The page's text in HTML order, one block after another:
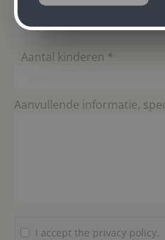
Aantal volwassenen *
Aantal kinderen *
Aanvullende informatie,
I accept the privacy policy.